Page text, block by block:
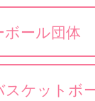
ボール団体
スケットボ